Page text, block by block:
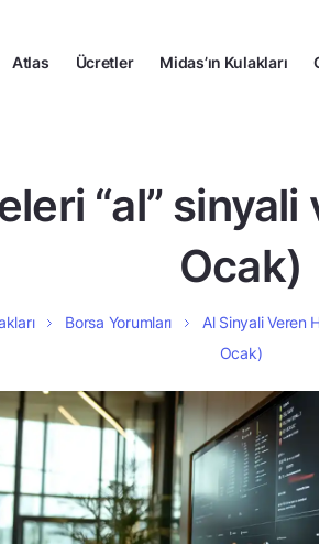
Atlas Ücretler Midas’ın Kulakları
“al”
Ocak)
Borsa Yorumları Al Sinyali Veren
Ocak)